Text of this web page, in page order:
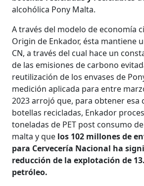
alcohólica Pony Malta.
A través del modelo de economía
Origin de Enkador, ésta mantiene
CN, a través del cual hace un
de las emisiones de carbono
reutilización de los envases de
medición aplicada para entre
2023 arrojó que, para obtener esa
botellas recicladas, Enkador
toneladas de PET post consumo
malta y que los 102 millones de
para Cervecería Nacional ha
reducción de la explotación de
petróleo.